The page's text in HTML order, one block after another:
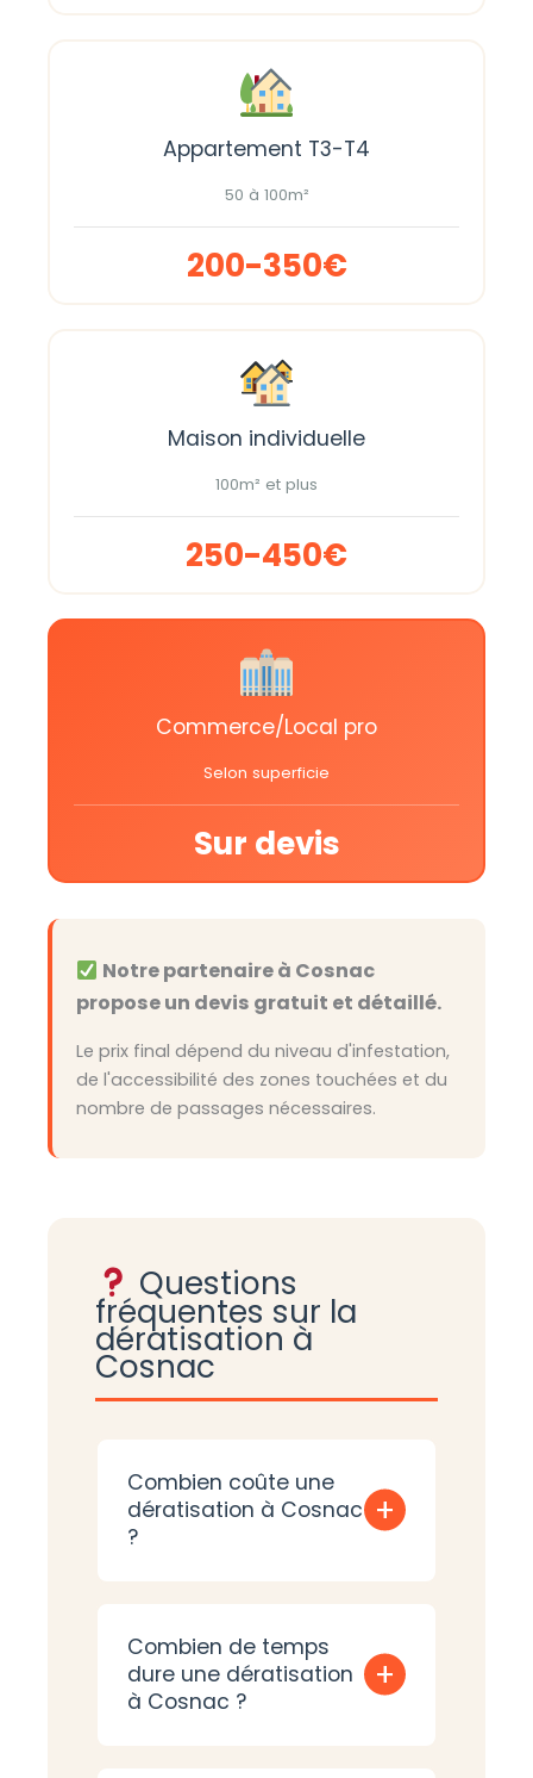
Appartement T3-T4
50 à 100m²
200-350€
Maison individuelle
100m² et plus
250-450€
Commerce/Local pro
Selon superficie
Sur devis
Notre partenaire à Cosnac
propose un devis gratuit et détaillé.
Le prix final dépend du niveau d'infestation,
de l'accessibilité des zones touchées et du
nombre de passages nécessaires.
Questions
fréquentes sur la
dératisation à
Cosnac
Combien coûte une
dératisation à Cosnac
?
+
Combien de temps
dure une dératisation
à Cosnac ?
+